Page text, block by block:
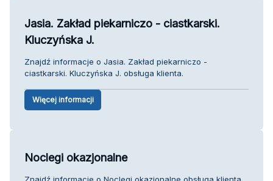
Jasia. Zakład piekarniczo - ciastkarski.
Kluczyńska J.
Znajdź informacje o Jasia. Zakład piekarniczo -
ciastkarski. Kluczyńska J. obsługa klienta.
Więcej informacji
Noclegi okazjonalne
Znajdź informacje o Noclegi okazjonalne obsługa klienta.